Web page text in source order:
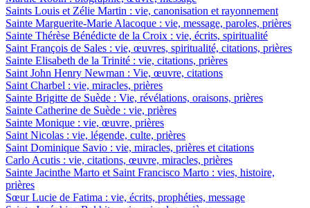
Saints Louis et Zélie Martin : vie, canonisation et rayonnement
Sainte Marguerite-Marie Alacoque : vie, message, paroles, prières
Sainte Thérèse Bénédicte de la Croix : vie, écrits, spiritualité
Saint François de Sales : vie, œuvres, spiritualité, citations, prières
Sainte Elisabeth de la Trinité : vie, citations, prières
Saint John Henry Newman : Vie, œuvre, citations
Saint Charbel : vie, miracles, prières
Sainte Brigitte de Suède : Vie, révélations, oraisons, prières
Sainte Catherine de Suède : vie, prières
Sainte Monique : vie, œuvre, prières
Saint Nicolas : vie, légende, culte, prières
Saint Dominique Savio : vie, miracles, prières et citations
Carlo Acutis : vie, citations, œuvre, miracles, prières
Sainte Jacinthe Marto et Saint Francisco Marto : vies, histoire,
prières
Sœur Lucie de Fatima : vie, écrits, prophéties, message